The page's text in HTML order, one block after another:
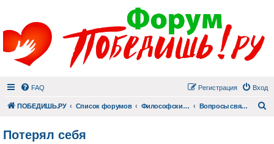
FAQ Вход
Регистрация
ПОБЕДИШЬ.РУ Список форумов Философский раздел Вопросы священнику
Потерял себя